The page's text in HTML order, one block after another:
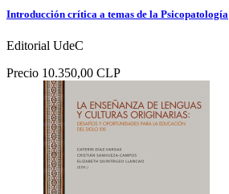
Introducción crítica a temas de la Psicopatología
Editorial UdeC
Precio 10.350,00 CLP